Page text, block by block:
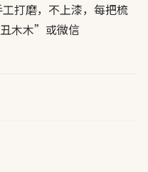
打磨，不上漆，每把梳
木木”或微信